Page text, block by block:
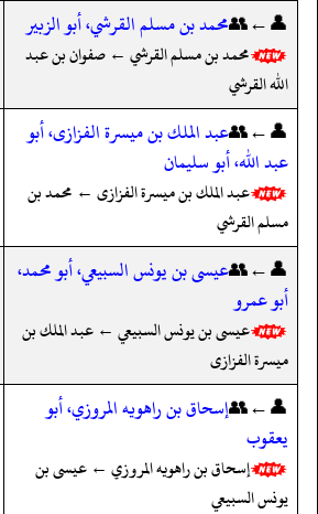
👤←👥محمد بن مسلم القرشي، أبو الزبير
محمد بن مسلم القرشي ← صفوان بن عبد
الله القرشي
👤←👥عبد الملك بن ميسرة الفزازى، أبو
عبد الله، أبو سليمان
عبد الملك بن ميسرة الفزازى ← محمد بن
مسلم القرشي
👤←👥عيسى بن يونس السبيعي، أبو محمد،
أبو عمرو
عيسى بن يونس السبيعي ← عبد الملك بن
ميسرة الفزازى
👤←👥إسحاق بن راهويه المروزي، أبو
يعقوب
إسحاق بن راهويه المروزي ← عيسى بن
يونس السبيعي